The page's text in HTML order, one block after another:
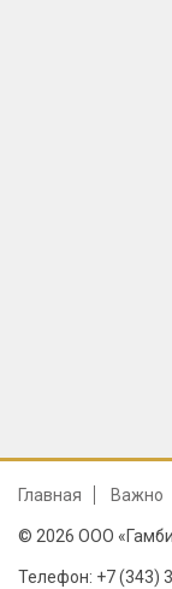
Главная Важно
© 2026 ООО
Телефон: +7